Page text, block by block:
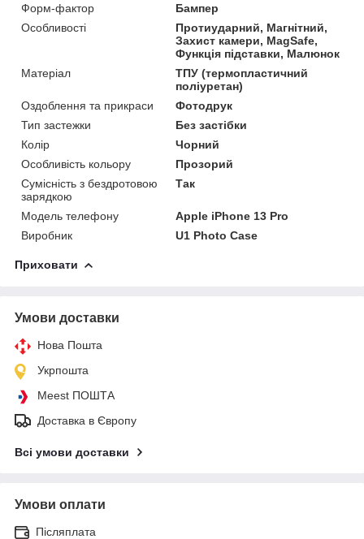
Форм-фактор
Бампер
Особливості
Протиударний, Магнітний,
Захист камери, MagSafe,
Функція підставки, Малюнок
Матеріал
ТПУ (термопластичний
поліуретан)
Оздоблення та прикраси
Фотодрук
Тип застежки
Без застібки
Колір
Чорний
Особливість кольору
Прозорий
Сумісність з бездротовою
зарядкою
Так
Модель телефону
Apple iPhone 13 Pro
Виробник
U1 Photo Case
Приховати
Умови доставки
Нова Пошта
Укрпошта
Meest ПОШТА
Доставка в Європу
Всі умови доставки
Умови оплати
Післяплата